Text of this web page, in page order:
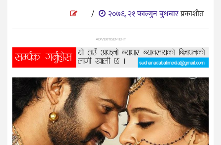
विज्ञान
शिक्षा
भिडियो
अन्तर्वाता
/ २०७६, २१ फाल्गुन बुधबारप्रकाशीत
ADVERTISEMENT